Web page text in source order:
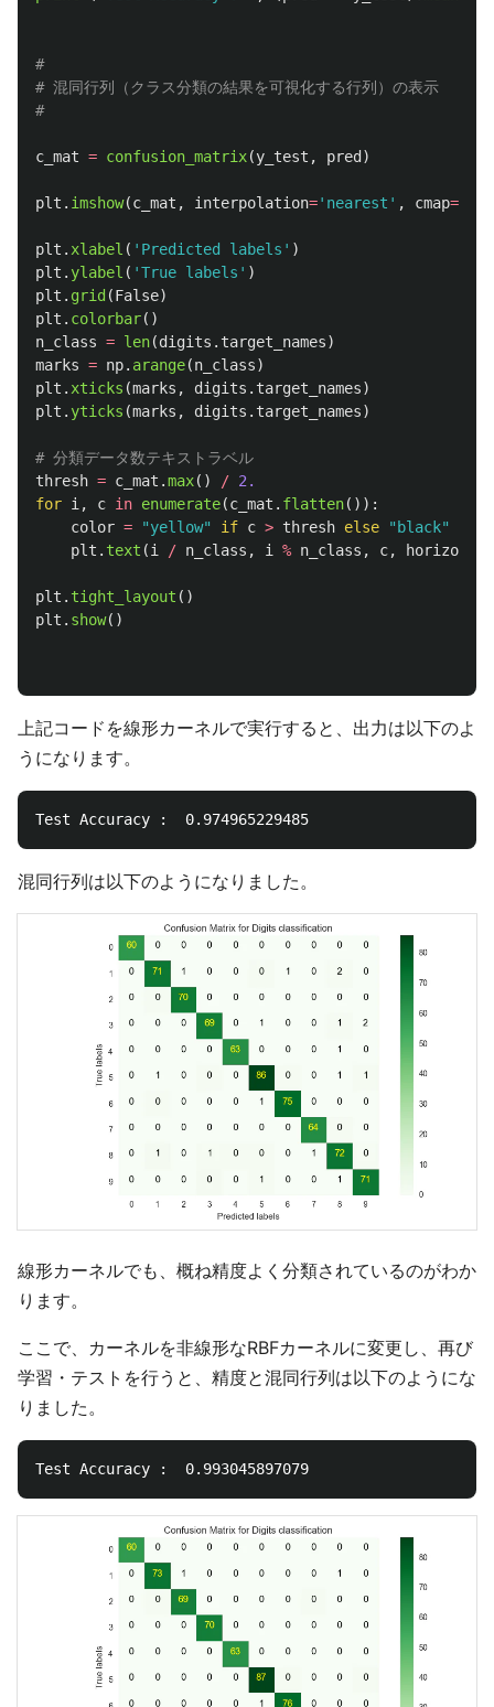
#
# 混同行列（クラス分類の結果を可視化する行列）の表示
c_mat = confusion_matrix(y_test , pred )
plt . imshow(c_mat , interpolation=' nearest ' , cmap=
plt . xlabel ( ' Predicted labels ' )
plt . ylabel ( 'True labels ' )
plt . grid (False)
plt . colorbar()
n_class = len(digits . target_names)
marks = np. arange(n_class)
plt . xticks (marks , digits . target_names)
plt . yticks (marks , digits . target_names)
thresh = c_mat .max() / 2.
for i , c in enumerate(c_mat . flatten()):
color = "yellow" if c > thresh else " black"
plt . text (i / n_class , i % n_class , c,
plt . tight_layout ()
plt . show()
上記コードを線形カーネルで実行すると、出力は以下のよ
うになります。
混同行列は以下のようになりました。
線形カーネルでも、概ね精度よく分類されているのがわか
ります。
ここで、カーネルを非線形なRBFカーネルに変更し、再び
学習・テストを行うと、精度と混同行列は以下のようにな
りました。